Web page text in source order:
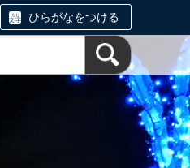
ひらがなをつける